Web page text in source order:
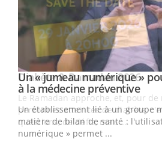
Youtube
Un « jumeau numérique »
à la médecine préventive
Un établissement lié à un groupe
matière de bilan de santé :
numérique » permet ...